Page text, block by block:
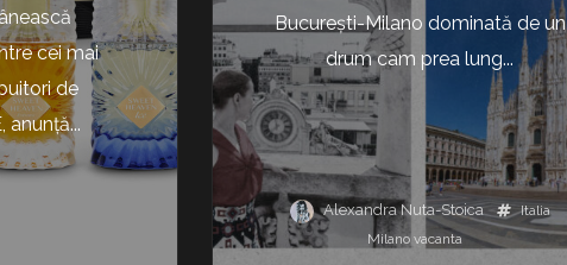
cei mai
de
anunță...
Bucureşti-Milano dominată de un
drum cam prea lung...
Alexandra Nuta-Stoica
Italia
Milano vacanta